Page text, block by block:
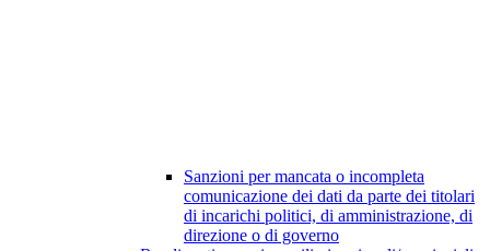
Sanzioni per mancata o incompleta
comunicazione dei dati da parte dei titolari
di incarichi politici, di amministrazione, di
direzione o di governo